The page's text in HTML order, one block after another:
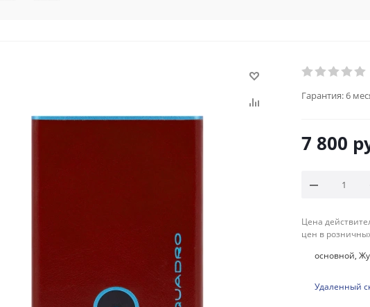
Гарантия:6
7 800
Цена
цен в
основной,
Удаленный